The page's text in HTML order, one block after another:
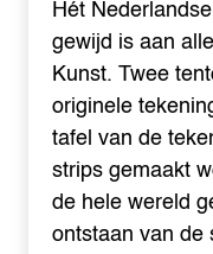
Hét
gewijd is aan
Kunst. Twee
originele
tafel van de
strips gemaakt
de hele wereld
ontstaan van